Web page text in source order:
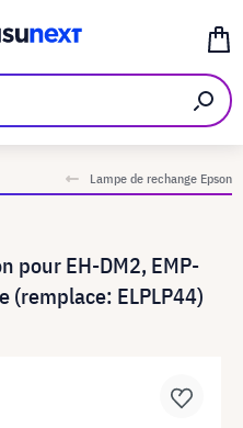
Lampe de rechange Epson
pour EH-DM2, EMP-
(remplace: ELPLP44)